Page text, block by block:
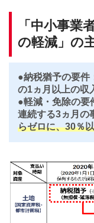
「中小事業
の軽減」の
●納税猶予の要件
の1ヵ月以上の収
●軽減・免除の要
連続する3ヵ月の
らゼロに、30％